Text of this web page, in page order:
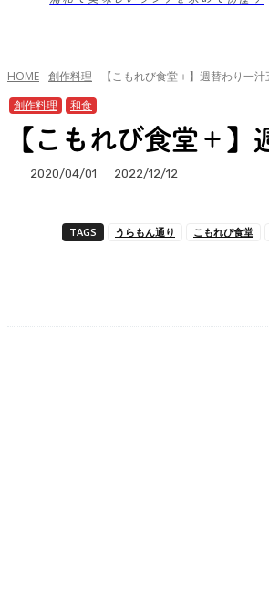
HOME 創作料理
【こもれび食堂＋】週替わり一
創作料理
和食
【こもれび食堂＋
2020/04/01 2022/12/12
TAGS うらもん通り こもれび食堂